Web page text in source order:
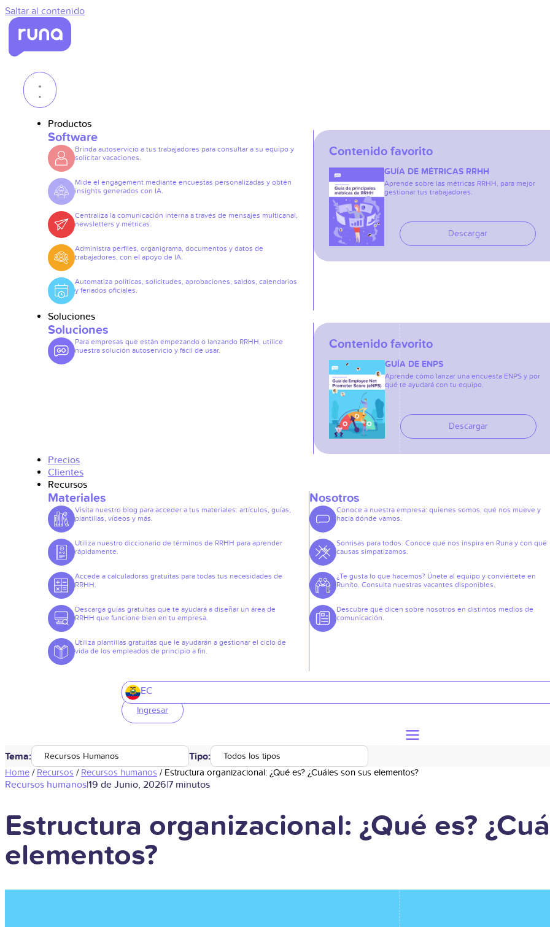
Saltar al contenido
Productos
Software
Brinda autoservicio a tus trabajadores para consultar a su equipo y
solicitar vacaciones.
Mide el engagement mediante encuestas personalizadas y obtén
insights generados con IA.
Centraliza la comunicación interna a través de mensajes multicanal,
newsletters y métricas.
Administra perfiles, organigrama, documentos y datos de
trabajadores, con el apoyo de IA.
Automatiza políticas, solicitudes, aprobaciones, saldos, calendarios
y feriados oficiales.
Contenido favorito
GUÍA DE MÉTRICAS RRHH
Aprende sobre las métricas RRHH, para mejor
gestionar tus trabajadores.
Descargar
Soluciones
Soluciones
Para empresas que están empezando o lanzando RRHH, utilice
nuestra solución autoservicio y fácil de usar.
Contenido favorito
GUÍA DE ENPS
Aprende cómo lanzar una encuesta ENPS y por
qué te ayudará con tu equipo.
Descargar
Precios
Clientes
Recursos
Materiales
Visita nuestro blog para acceder a tus materiales: artículos, guías,
plantillas, vídeos y más.
Utiliza nuestro diccionario de términos de RRHH para aprender
rápidamente.
Accede a calculadoras gratuitas para todas tus necesidades de
RRHH.
Descarga guías gratuitas que te ayudará a diseñar un área de
RRHH que funcione bien en tu empresa.
Utiliza plantillas gratuitas que le ayudarán a gestionar el ciclo de
vida de los empleados de principio a fin.
Nosotros
Conoce a nuestra empresa: quienes somos, qué nos mueve y
hacia dónde vamos.
Sonrisas para todos. Conoce qué nos inspira en Runa y con qué
causas simpatizamos.
¿Te gusta lo que hacemos? Únete al equipo y conviértete en
Runito. Consulta nuestras vacantes disponibles.
Descubre qué dicen sobre nosotros en distintos medios de
comunicación.
EC
Ingresar
Tema: Recursos Humanos Tipo: Todos los tipos
Home / Recursos / Recursos humanos / Estructura organizacional: ¿Qué es? ¿Cuáles son sus elementos?
Recursos humanos|19 de Junio, 2026|7 minutos
Estructura organizacional: ¿Qué es?
elementos?